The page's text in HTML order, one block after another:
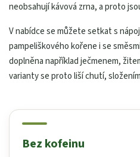
neobsahují kávová zrna, a proto
V nabídce se můžete setkat s
pampeliškového kořene i se
doplněna například ječmenem,
varianty se proto liší chutí,
Bez kofeinu